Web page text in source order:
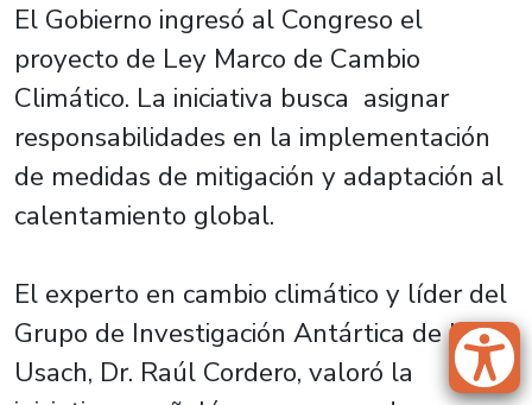
El Gobierno ingresó al Congreso el
proyecto de Ley Marco de Cambio
Climático. La iniciativa busca asignar
responsabilidades en la implementación
de medidas de mitigación y adaptación al
calentamiento global.
El experto en cambio climático y líder del
Grupo de Investigación Antártica de la
Usach, Dr. Raúl Cordero, valoró la